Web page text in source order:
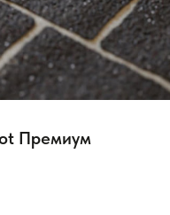
Премиум